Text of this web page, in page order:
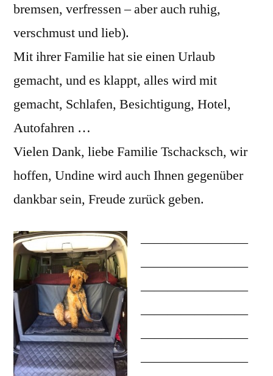
bremsen, verfressen – aber auch ruhig,
verschmust und lieb).
Mit ihrer Familie hat sie einen Urlaub
gemacht, und es klappt, alles wird mit
gemacht, Schlafen, Besichtigung, Hotel,
Autofahren …
Vielen Dank, liebe Familie Tschacksch, wir
hoffen, Undine wird auch Ihnen gegenüber
dankbar sein, Freude zurück geben.
————————
————————
————————
————————
————————
————————